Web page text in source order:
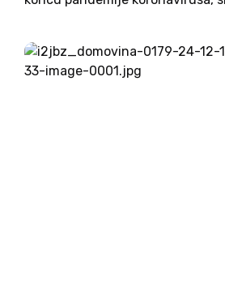
eskalacija v začetku leta 2022 je
strašljiv krvni davek – več kot...